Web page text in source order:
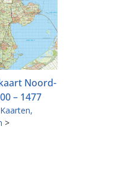
Noord-
– 1477
Kaarten
>